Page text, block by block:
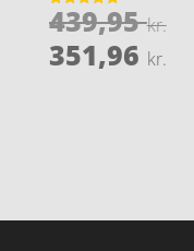
Vurderet
4.8
439,95kr.
351,96 kr.